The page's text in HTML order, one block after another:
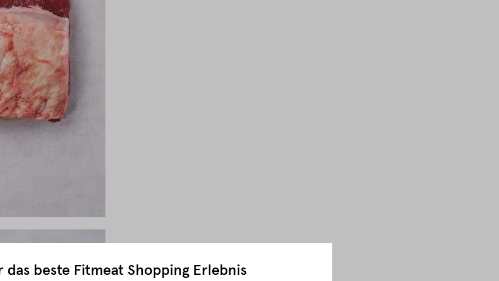
das beste Fitmeat Shopping Erlebnis